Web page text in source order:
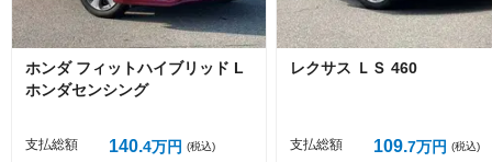
ホンダ フィットハイブリッド L
ホンダセンシング
支払総額 140 4万円 (税込)
レクサス ＬＳ 460
支払総額 109 7万円 (税込)